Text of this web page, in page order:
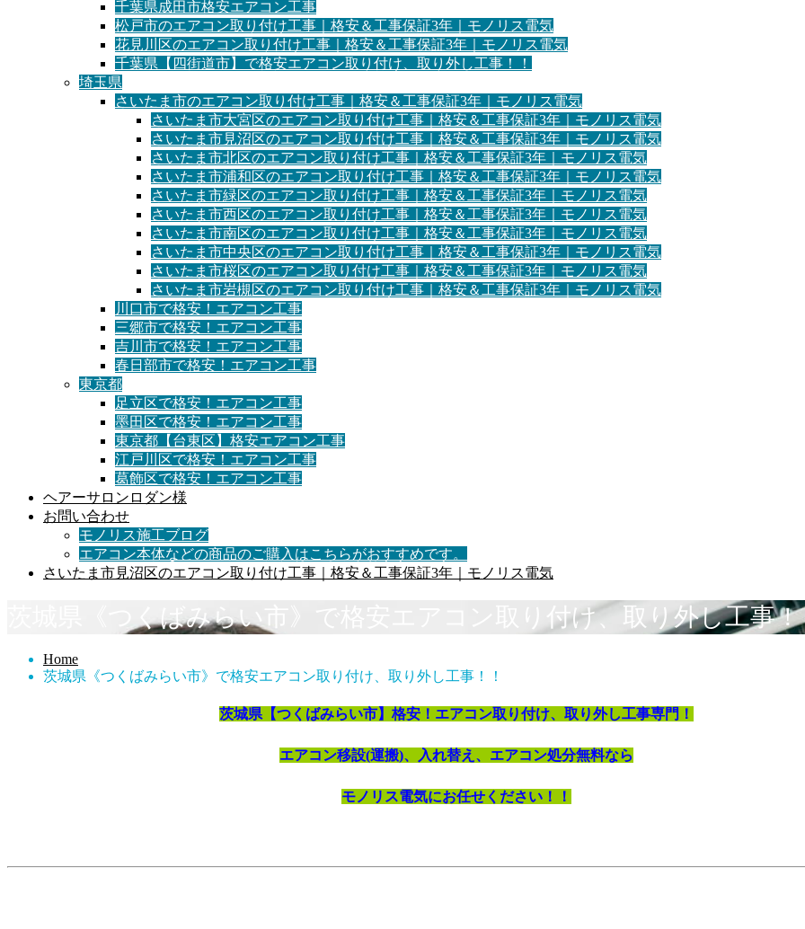
千葉県成田市格安エアコン工事
松戸市のエアコン取り付け工事｜格安＆工事保証3年｜モノリス電気
花見川区のエアコン取り付け工事｜格安＆工事保証3年｜モノリス電気
千葉県【四街道市】で格安エアコン取り付け、取り外し工事！！
埼玉県
さいたま市のエアコン取り付け工事｜格安＆工事保証3年｜モノリス電気
さいたま市大宮区のエアコン取り付け工事｜格安＆工事保証3年｜モノリス電気
さいたま市見沼区のエアコン取り付け工事｜格安＆工事保証3年｜モノリス電気
さいたま市北区のエアコン取り付け工事｜格安＆工事保証3年｜モノリス電気
さいたま市浦和区のエアコン取り付け工事｜格安＆工事保証3年｜モノリス電気
さいたま市緑区のエアコン取り付け工事｜格安＆工事保証3年｜モノリス電気
さいたま市西区のエアコン取り付け工事｜格安＆工事保証3年｜モノリス電気
さいたま市南区のエアコン取り付け工事｜格安＆工事保証3年｜モノリス電気
さいたま市中央区のエアコン取り付け工事｜格安＆工事保証3年｜モノリス電気
さいたま市桜区のエアコン取り付け工事｜格安＆工事保証3年｜モノリス電気
さいたま市岩槻区のエアコン取り付け工事｜格安＆工事保証3年｜モノリス電気
川口市で格安！エアコン工事
三郷市で格安！エアコン工事
吉川市で格安！エアコン工事
春日部市で格安！エアコン工事
東京都
足立区で格安！エアコン工事
墨田区で格安！エアコン工事
東京都【台東区】格安エアコン工事
江戸川区で格安！エアコン工事
葛飾区で格安！エアコン工事
ヘアーサロンロダン様
お問い合わせ
モノリス施工ブログ
エアコン本体などの商品のご購入はこちらがおすすめです。
さいたま市見沼区のエアコン取り付け工事｜格安＆工事保証3年｜モノリス電気
茨城県《つくばみらい市》で格安エアコン取り付け、取り外し工事
Home
茨城県《つくばみらい市》で格安エアコン取り付け、取り外し工事！！
茨城県【つくばみらい市】格安！エアコン取り付け、取り外し工事専門！
エアコン移設(運搬)、入れ替え、エアコン処分無料なら
モノリス電気にお任せください！！